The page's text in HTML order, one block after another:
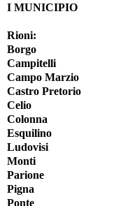
I MUNICIPIO
Rioni:
Borgo
Campitelli
Campo Marzio
Castro Pretorio
Celio
Colonna
Esquilino
Ludovisi
Monti
Parione
Pigna
Ponte